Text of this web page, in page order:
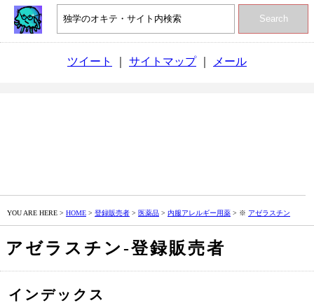
Search
ツイート サイトマップ｜ メール
YOU ARE HERE > HOME > 登録販売者 > 医薬品 > 内服アレルギー用薬 > ※ アゼラスチン
アゼラスチン‐登録販売者
インデックス